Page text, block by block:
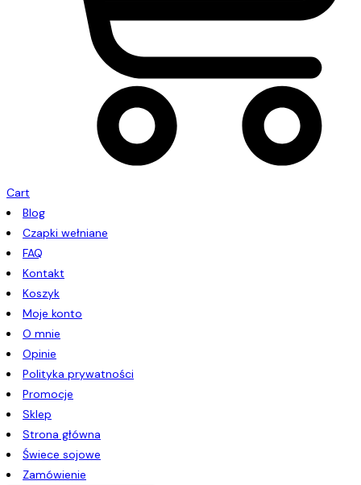
Cart
Blog
Czapki wełniane
FAQ
Kontakt
Koszyk
Moje konto
O mnie
Opinie
Polityka prywatności
Promocje
Sklep
Strona główna
Świece sojowe
Zamówienie